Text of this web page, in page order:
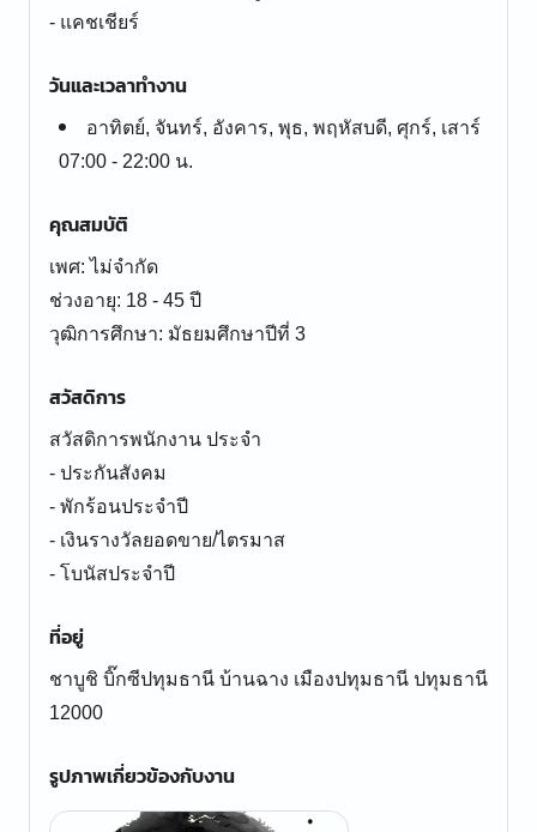
- แคชเชียร์
วันและเวลาทำงาน
อาทิตย์, จันทร์, อังคาร, พุธ, พฤหัสบดี, ศุกร์, เสาร์
07:00 - 22:00 น.
คุณสมบัติ
เพศ: ไม่จำกัด
ช่วงอายุ: 18 - 45 ปี
สวัสดิการ
สวัสดิการพนักงาน ประจำ
- ประกันสังคม
- พักร้อนประจำปี
- เงินรางวัลยอดขาย/ไตรมาส
- โบนัสประจำปี
ที่อยู่
ชาบูชิ บิ๊กซีปทุมธานี บ้านฉาง เมืองปทุมธานี ปทุมธานี
12000
รูปภาพเกี่ยวข้องกับงาน